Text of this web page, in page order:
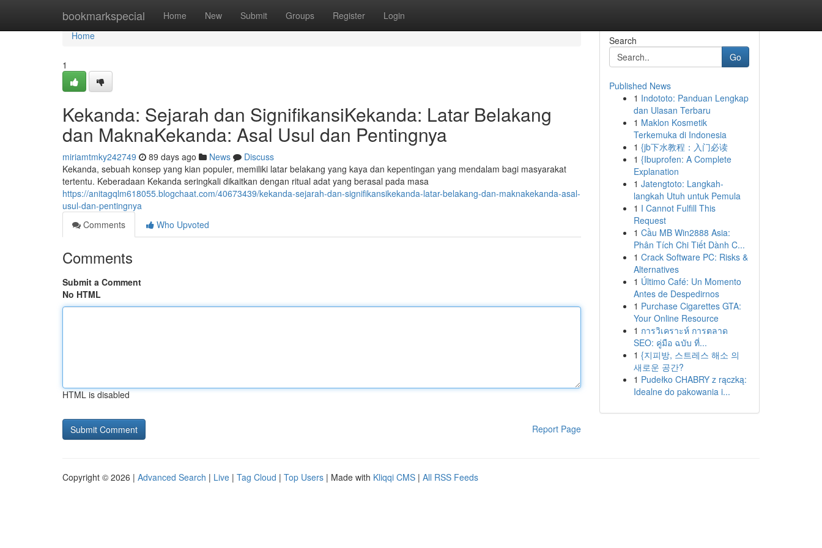
bookmarkspecial Home New Submit Groups Register Login
Home
Home
1
Kekanda: Sejarah dan SignifikansiKekanda: Latar Belakang
dan MaknaKekanda: Asal Usul dan Pentingnya
miriamtmky242749 89 days ago News
Discuss
Kekanda, sebuah konsep yang kian populer, memiliki latar belakang yang kaya dan kepentingan yang mendalam bagi masyarakat
tertentu. Keberadaan Kekanda seringkali dikaitkan dengan ritual adat yang berasal pada masa
https://anitagqlm618055.blogchaat.com/40673439/kekanda-sejarah-dan-signifikansikekanda-latar-belakang-dan-maknakekanda-asal-
usul-dan-pentingnya
Comments
Who Upvoted
Comments
Submit a Comment
No HTML
HTML is disabled
Report Page
Search
Go
Published News
1 Indototo: Panduan Lengkap
dan Ulasan Terbaru
1 Maklon Kosmetik
Terkemuka di Indonesia
1 {jb下水教程：入门必读
1 {Ibuprofen: A Complete
Explanation
1 Jatengtoto: Langkah-
langkah Utuh untuk Pemula
1 I Cannot Fulfill This
Request
1 Cầu MB Win2888 Asia:
Phân Tích Chi Tiết Dành C...
1 Crack Software PC: Risks &
Alternatives
1 Último Café: Un Momento
Antes de Despedirnos
1 Purchase Cigarettes GTA:
Your Online Resource
1 การวิเคราะห์ การตลาด
SEO: คู่มือ ฉบับ ที่...
1 {지피방, 스트레스 해소 의
새로운 공간?
1 Pudełko CHABRY z rączką:
Idealne do pakowania i...
Copyright © 2026 | Advanced Search | Live | Tag Cloud | Top Users | Made with Kliqqi CMS | All RSS Feeds